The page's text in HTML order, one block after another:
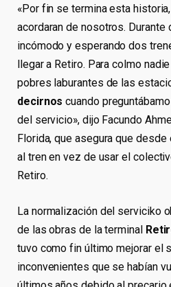
«Por fin se termina esta
acordaran de nosotros. Durante
incómodo y esperando dos
llegar a Retiro. Para colmo
pobres laburantes de las
decirnos cuando
del servicio», dijo Facundo
Florida, que asegura que
al tren en vez de usar el
Retiro.
La normalización del serviciko
de las obras de la terminal
tuvo como fin último mejorar el
inconvenientes que se habían